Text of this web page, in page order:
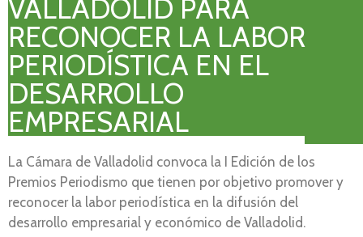
VALLADOLID PARA
RECONOCER LA LABOR
PERIODÍSTICA EN EL
DESARROLLO
EMPRESARIAL
La Cámara de Valladolid convoca la I Edición de los
Premios Periodismo que tienen por objetivo promover y
reconocer la labor periodística en la difusión del
desarrollo empresarial y económico de Valladolid.